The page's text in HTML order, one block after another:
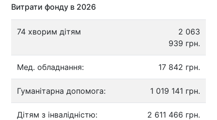
Витрати фонду в 2026
74 хворим дітям
2 063
939 грн.
Мед. обладнання: 17 842 грн.
Гуманітарна допомога: 1 019 141 грн.
Дітям з інвалідністю: 2 611 466 грн.